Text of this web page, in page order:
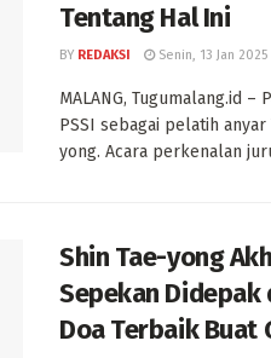
Tentang Hal Ini
BY REDAKSI Senin, 13 Jan 2025
MALANG, Tugumalang.id
PSSI sebagai pelatih
yong. Acara perkenalan
Shin Tae-yong
Sepekan Didepak
Doa Terbaik Buat